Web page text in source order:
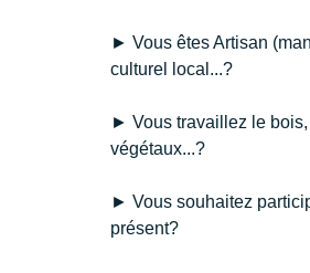
► Vous êtes Artisan
culturel local...?
► Vous travaillez le
végétaux...?
► Vous souhaitez
présent?